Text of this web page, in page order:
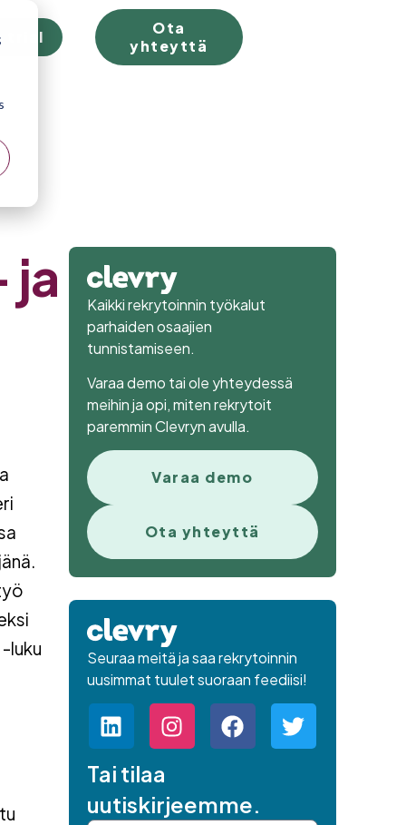
trial
Ota
yhteyttä
ja
luku
Kaikki rekrytoinnin työkalut
parhaiden osaajien
tunnistamiseen.
Varaa demo tai ole yhteydessä
meihin ja opi, miten rekrytoit
paremmin Clevryn avulla.
Varaa demo
Ota yhteyttä
Seuraa meitä ja saa rekrytoinnin
uusimmat tuulet suoraan feediisi!
Tai tilaa
uutiskirjeemme.